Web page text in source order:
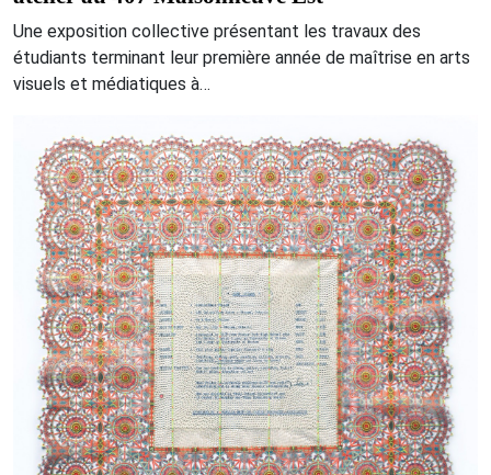
Une exposition collective présentant les travaux des
étudiants terminant leur première année de maîtrise en arts
visuels et médiatiques à…